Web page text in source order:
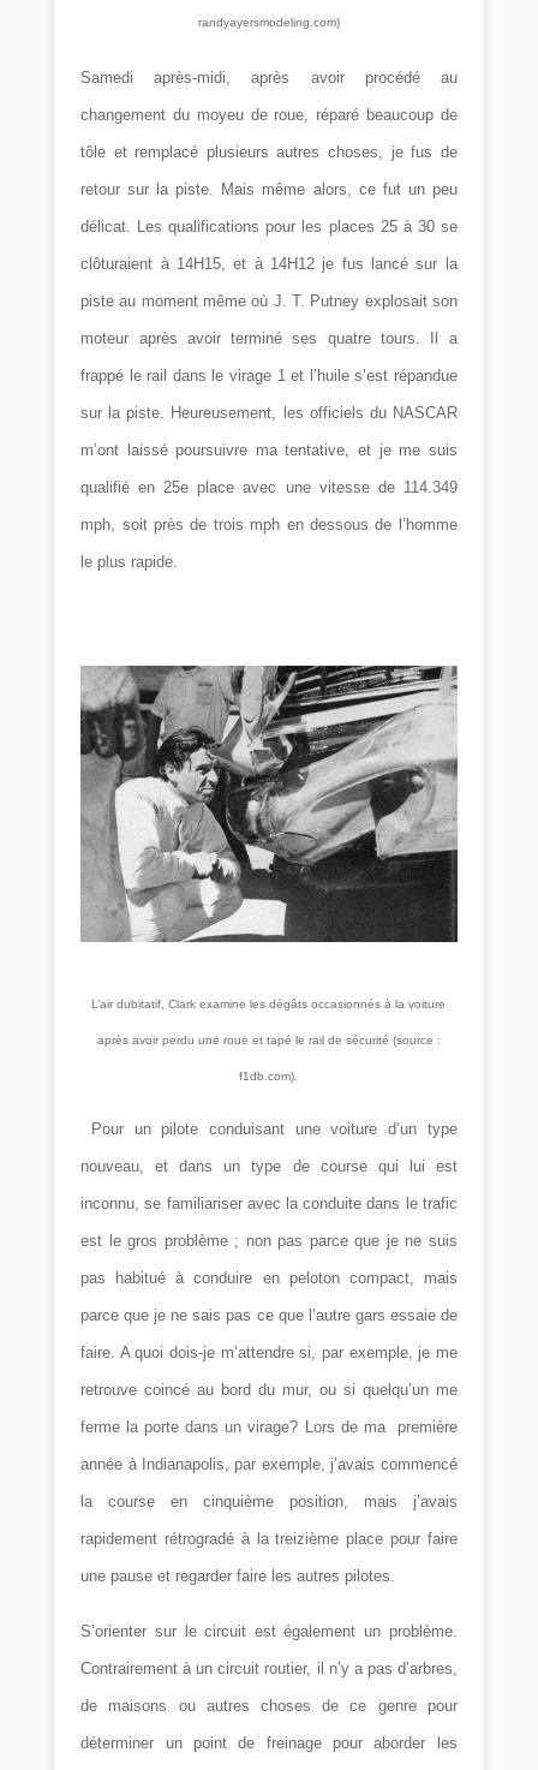
randyayersmodeling.com)
Samedi après-midi, après avoir procédé au
changement du moyeu de roue, réparé beaucoup de
tôle et remplacé plusieurs autres choses, je fus de
retour sur la piste. Mais même alors, ce fut un peu
délicat. Les qualifications pour les places 25 à 30 se
clôturaient à 14H15, et à 14H12 je fus lancé sur la
piste au moment même où J. T. Putney explosait son
moteur après avoir terminé ses quatre tours. Il a
frappé le rail dans le virage 1 et l’huile s’est répandue
sur la piste. Heureusement, les officiels du NASCAR
m’ont laissé poursuivre ma tentative, et je me suis
qualifié en 25e place avec une vitesse de 114.349
mph, soit près de trois mph en dessous de l’homme
le plus rapide.
L’air dubitatif, Clark examine les dégâts occasionnés à la voiture
après avoir perdu une roue et tapé le rail de sécurité (source :
f1db.com).
Pour un pilote conduisant une voiture d’un type
nouveau, et dans un type de course qui lui est
inconnu, se familiariser avec la conduite dans le trafic
est le gros problème ; non pas parce que je ne suis
pas habitué à conduire en peloton compact, mais
parce que je ne sais pas ce que l’autre gars essaie de
faire. A quoi dois-je m’attendre si, par exemple, je me
retrouve coincé au bord du mur, ou si quelqu’un me
ferme la porte dans un virage? Lors de ma première
année à Indianapolis, par exemple, j’avais commencé
la course en cinquième position, mais j’avais
rapidement rétrogradé à la treizième place pour faire
une pause et regarder faire les autres pilotes.
S’orienter sur le circuit est également un problème.
Contrairement à un circuit routier, il n’y a pas d’arbres,
de maisons ou autres choses de ce genre pour
déterminer un point de freinage pour aborder les